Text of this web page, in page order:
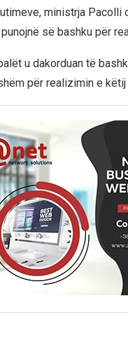
ministrja Pacolli
së bashku për
u dakorduan të
për realizimin e këtij